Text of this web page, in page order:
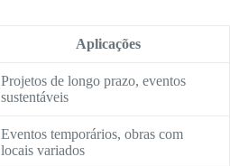
Aplicações
Projetos de longo prazo, eventos
sustentáveis
Eventos temporários, obras com
locais variados